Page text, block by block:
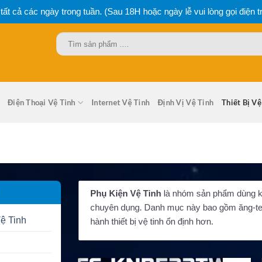
cả các ngày trong tuần. (Sau 18H hoặc ngày lễ vui lòng gọi điện
Tìm
kiếm:
Điện Thoại Vệ Tinh Internet Vệ Tinh Định Vị Vệ Tinh Thiết Bị
Tinh
Phụ Kiện Vệ Tinhlà nhóm sản phẩm dùng
chuyên dụng. Danh mục này bao gồm ăng-
hành thiết bị vệ tinh ổn định hơn.